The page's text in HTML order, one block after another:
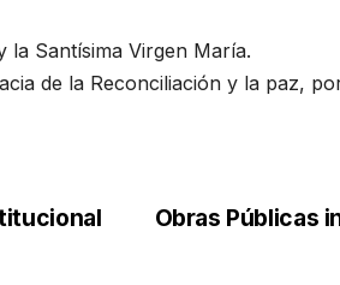
la Santísima Virgen María.
de la Reconciliación y la paz,
Obras Públicas